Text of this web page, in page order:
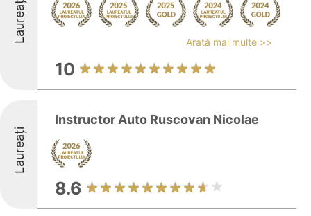
Laureați Arată mai multe >>
10
Laureați
Instructor Auto Ruscovan Nicolae
8.6